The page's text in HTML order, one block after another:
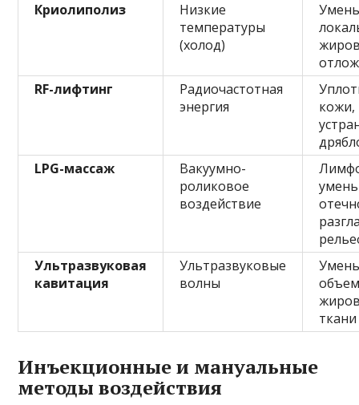
Криолиполиз
Низкие
температуры
(холод)
RF-лифтинг
Радиочастотная
энергия
кожи,
LPG-массаж
Вакуумно-
роликовое
воздействие
Ультразвуковая
кавитация
Ультразвуковые
волны
ткани
Инъекционные и мануальные
методы воздействия